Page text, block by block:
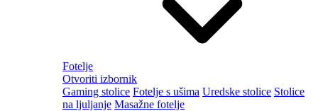
Fotelje
Otvoriti izbornik
Gaming stolice Fotelje s ušima Uredske stolice Stolice
na ljuljanje Masažne fotelje